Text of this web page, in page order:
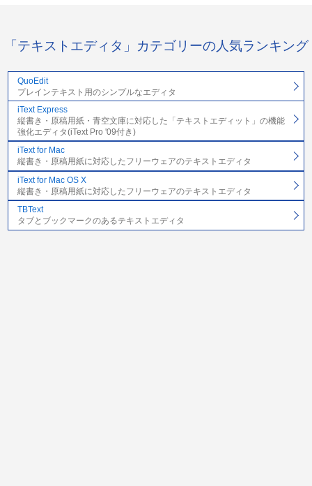
「テキストエディタ」カテゴリーの人気ランキング
QuoEdit
プレインテキスト用のシンプルなエディタ
iText Express
縦書き・原稿用紙・青空文庫に対応した「テキストエディット」の機能
強化エディタ(iText Pro '09付き)
iText for Mac
縦書き・原稿用紙に対応したフリーウェアのテキストエディタ
iText for Mac OS X
縦書き・原稿用紙に対応したフリーウェアのテキストエディタ
TBText
タブとブックマークのあるテキストエディタ